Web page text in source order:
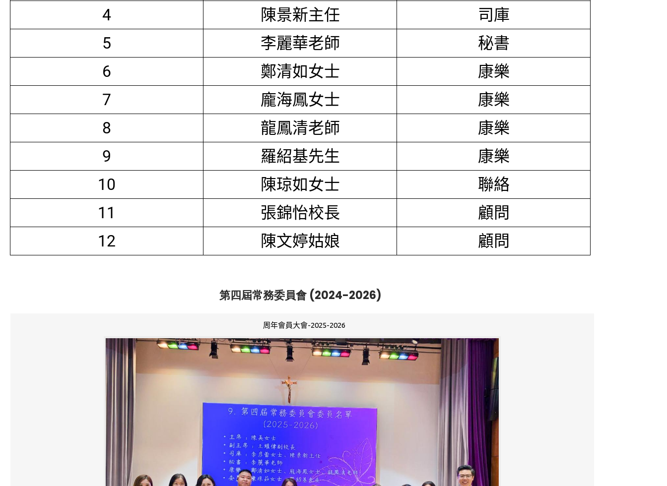
4
陳景新主任
司庫
5
李麗華老師
秘書
6
鄭清如女士
康樂
7
龐海鳳女士
康樂
8
龍鳳清老師
康樂
9
羅紹基先生
康樂
10
陳琼如女士
聯絡
11
張錦怡校長
顧問
12
陳文婷姑娘 顧問
第四屆常務委員會 (2024-2026)
周年會員大會-2025-2026